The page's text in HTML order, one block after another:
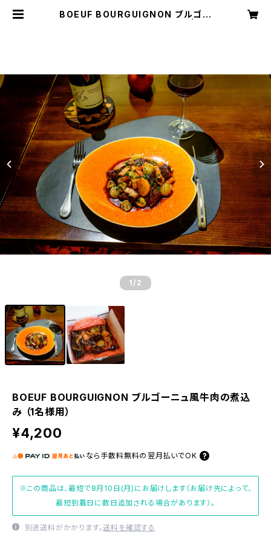
BOEUF BOURGUIGNON ブルゴー
1 /2
BOEUF BOURGUIGNON ブルゴーニュ風牛肉の煮込
み （1名様用）
¥4,200
なら 手数料無料の 翌月払いでOK
※この商品は、最短で8月10日(月)にお届けします（お届け先によって、
最短到着日に数日追加される場合があります）。
別途送料がかかります。送料を確認する